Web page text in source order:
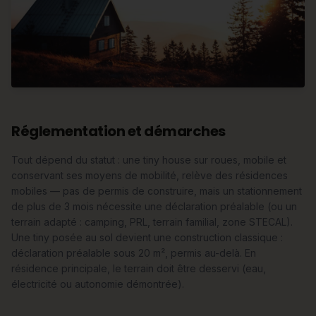
Réglementation et démarches
Tout dépend du statut : une tiny house sur roues, mobile et
conservant ses moyens de mobilité, relève des résidences
mobiles — pas de permis de construire, mais un stationnement
de plus de 3 mois nécessite une déclaration préalable (ou un
terrain adapté : camping, PRL, terrain familial, zone STECAL).
Une tiny posée au sol devient une construction classique :
déclaration préalable sous 20 m², permis au-delà. En
résidence principale, le terrain doit être desservi (eau,
électricité ou autonomie démontrée).